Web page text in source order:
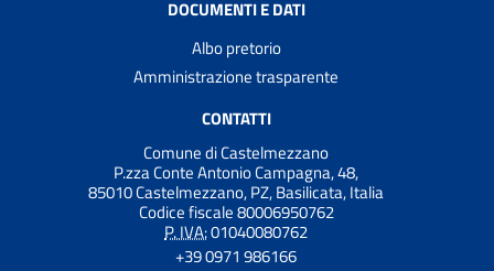
DOCUMENTI E DATI
Albo pretorio
Amministrazione trasparente
CONTATTI
Comune di Castelmezzano
P.zza Conte Antonio Campagna, 48,
85010 Castelmezzano, PZ, Basilicata, Italia
Codice fiscale 80006950762
P. IVA:01040080762
+39 0971 986166